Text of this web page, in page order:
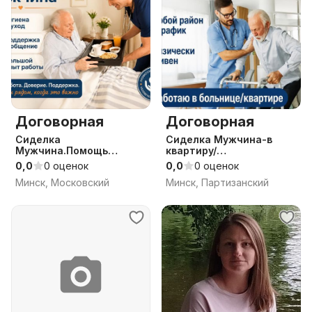
Договорная
Сиделка
Мужчина.Помощь
пожилым людям.Опыт 15
лет.
0,0
0 оценок
Минск, Московский
Договорная
Сиделка Мужчина-в
квартиру/
больницу.Полный уход.
0,0
0 оценок
Минск, Партизанский